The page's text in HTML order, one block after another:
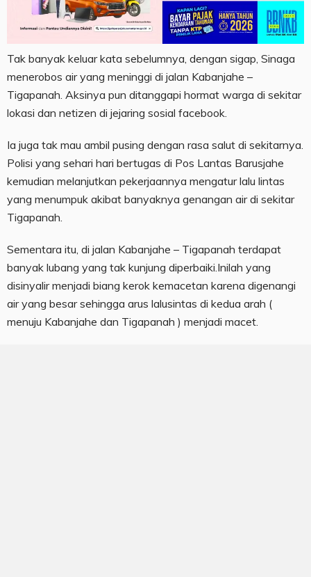
Tak banyak keluar kata sebelumnya, dengan sigap, Sinaga
menerobos air yang meninggi di jalan Kabanjahe –
Tigapanah. Aksinya pun ditanggapi hormat warga di sekitar
lokasi dan netizen di jejaring sosial facebook.
Ia juga tak mau ambil pusing dengan rasa salut di sekitarnya.
Polisi yang sehari hari bertugas di Pos Lantas Barusjahe
kemudian melanjutkan pekerjaannya mengatur lalu lintas
yang menumpuk akibat banyaknya genangan air di sekitar
Tigapanah.
Sementara itu, di jalan Kabanjahe – Tigapanah terdapat
banyak lubang yang tak kunjung diperbaiki.Inilah yang
disinyalir menjadi biang kerok kemacetan karena digenangi
air yang besar sehingga arus lalusintas di kedua arah (
menuju Kabanjahe dan Tigapanah ) menjadi macet.